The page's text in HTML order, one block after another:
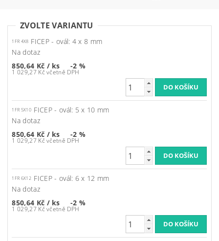
ZVOLTE VARIANTU
1FR 4X8 FICEP - ovál: 4 x 8 mm
Na dotaz
850,64 Kč / ks
1 029,27 Kč včetně DPH
-2 %
1FR 5X10 FICEP - ovál: 5 x 10 mm
Na dotaz
850,64 Kč / ks
1 029,27 Kč včetně DPH
-2 %
1FR 6X12 FICEP - ovál: 6 x 12 mm
Na dotaz
850,64 Kč / ks
1 029,27 Kč včetně DPH
-2 %